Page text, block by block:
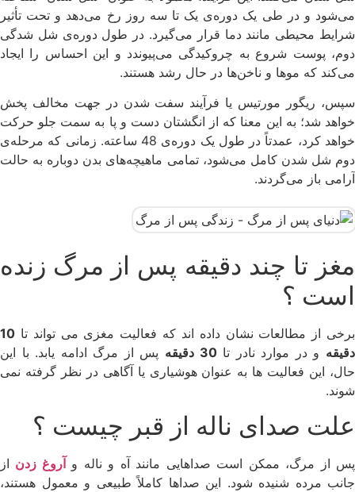
می‌شود و در طی یک دوره‌ی یک تا سه روز رخ می‌دهد و تحت تأثیر
شرایط محیطی مانند دما قرار می‌گیرد. در طول دوره‌ی شل شدگی
دوم، پوست شروع به چروکیدگی می‌پیوندد و این احساس را ایجاد
می‌کند که موها و ناخن‌ها در حال رشد هستند.
سپس، ریگور مورتیس یا فرآیند سفت شدن در جهت مخالف پخش
خواهد شد؛ به این معنا که از انگشتان دست و پا به سمت جلو حرکت
خواهد کرد، عمدتاً در طول یک دوره‌ی 48 ساعته. زمانی که مرحله‌ی
دوم شل شدن کامل می‌شود، تمامی ماهیچه‌های بدن دوباره به حالت
آرامی باز می‌گردند.
مغز تا چند دقیقه پس از مرگ زنده
است ؟
برخی از مطالعات نشان داده اند که فعالیت مغزی می تواند تا 10
دقیقه و در موارد نادر تا30 دقیقه
پس از مرگ ادامه یابد. با این
حال، این فعالیت ها به عنوان هوشیاری یا آگاهی در نظر گرفته نمی
شوند.
علت صدای ناله از قبر چیست ؟
پس از مرگ، ممکن است صداهایی مانند آه و ناله وآروغ زدن از
جانب مرده شنیده شود. این صداها کاملاً طبیعی و معمول هستند،